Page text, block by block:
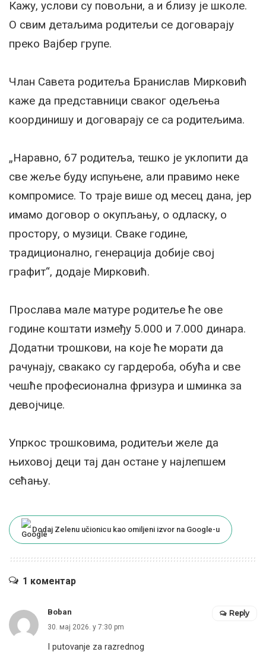
Кажу, услови су повољни, а и близу је школе.
О свим детаљима родитељи се договарају
преко Вајбер групе.
Члан Савета родитеља Бранислав Мирковић
каже да представници сваког одељења
координишу и договарају се са родитељима.
„Наравно, 67 родитеља, тешко је уклопити да
све жеље буду испуњене, али правимо неке
компромисе. То траје више од месец дана, јер
имамо договор о окупљању, о одласку, о
простору, о музици. Сваке године,
традиционално, генерација добије свој
графит“, додаје Мирковић.
Прослава мале матуре родитеље ће ове
године коштати између 5.000 и 7.000 динара.
Додатни трошкови, на које ће морати да
рачунају, свакако су гардероба, обућа и све
чешће професионална фризура и шминка за
девојчице.
Упркос трошковима, родитељи желе да
њиховој деци тај дан остане у најлепшем
сећању.
Dodaj Zelenu učionicu kao omiljeni izvor na Google-u
1 коментар
Boban
30. мај 2026. у 7:30 pm
I putovanje za razrednog
Reply